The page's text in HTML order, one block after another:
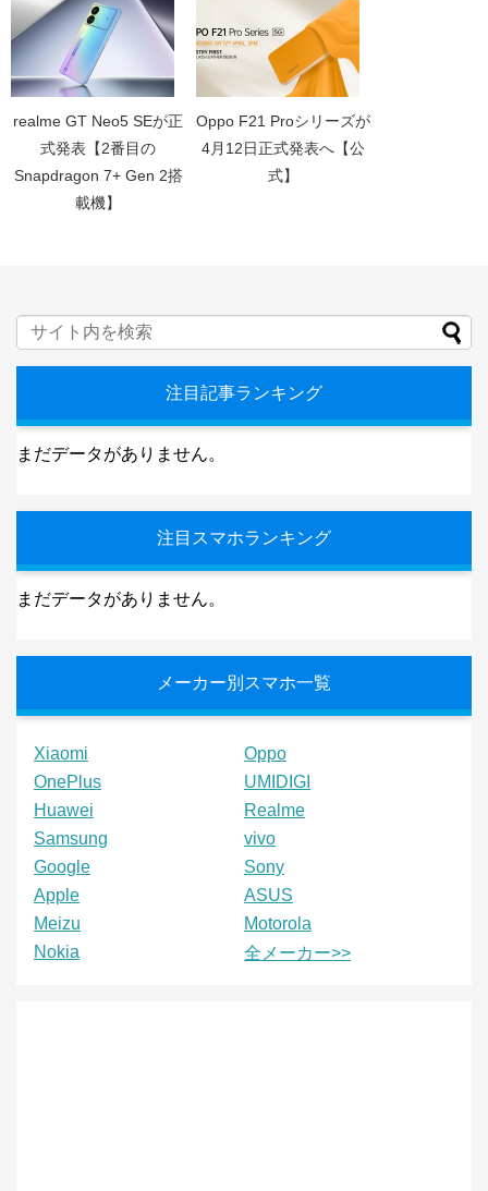
realme GT Neo5 SEが正
式発表【2番目の
Snapdragon 7+ Gen 2搭
載機】
Oppo F21 Proシリーズが
4月12日正式発表へ【公
式】
注目記事ランキング
まだデータがありません。
注目スマホランキング
まだデータがありません。
メーカー別スマホ一覧
Xiaomi
Oppo
OnePlus
UMIDIGI
Huawei
Realme
Samsung
vivo
Google
Sony
Apple
ASUS
Meizu
Motorola
Nokia
全メーカー>>